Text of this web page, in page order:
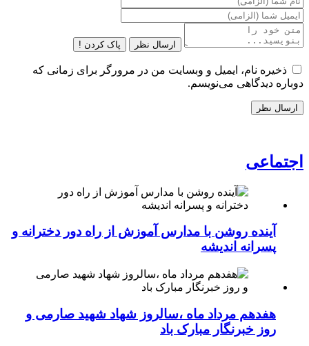
ارسال نظر پاک کردن !
ذخیره نام، ایمیل و وبسایت من در مرورگر برای زمانی که
دوباره دیدگاهی می‌نویسم.
اجتماعی
آینده روشن با مدارس آموزش از راه دور دخترانه و
پسرانه اندیشه
هفدهم مرداد ماه ،سالروز شهاد شهید صارمی و
روز خبرنگار مبارک باد